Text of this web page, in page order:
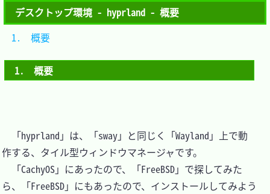
デスクトップ環境 - hyprland - 概要
1.　概要
「hyprland」は、「sway」と同じく「Wayland」上で動
作する、タイル型ウィンドウマネージャです。
「CachyOS」にあったので、「FreeBSD」で探してみた
ら、「FreeBSD」にもあったので、インストールしてみよう